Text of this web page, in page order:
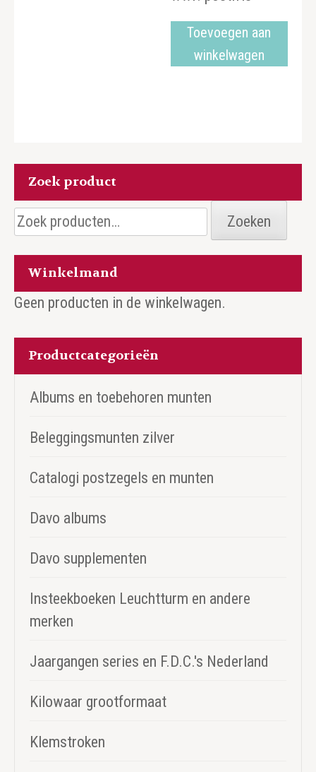
Toevoegen aan
winkelwagen
Zoek product
Zoeken
naar:
Zoeken
Winkelmand
Geen producten in de winkelwagen.
Productcategorieën
Albums en toebehoren munten
Beleggingsmunten zilver
Catalogi postzegels en munten
Davo albums
Davo supplementen
Insteekboeken Leuchtturm en andere
merken
Jaargangen series en F.D.C.'s Nederland
Kilowaar grootformaat
Klemstroken